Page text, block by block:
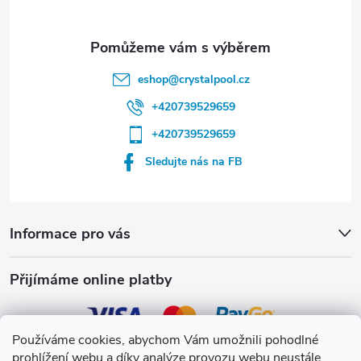
Používáme cookies, abychom Vám umožnili pohodlné
Informace pro vás
Přijímáme online platby
eshop@crystalpool.cz
+420739529659
+420739529659
Sledujte nás na FB